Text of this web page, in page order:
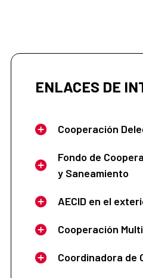
ENLACES DE
Cooperación
Fondo de
y Saneamiento
AECID en el
Cooperación
Coordinadora de